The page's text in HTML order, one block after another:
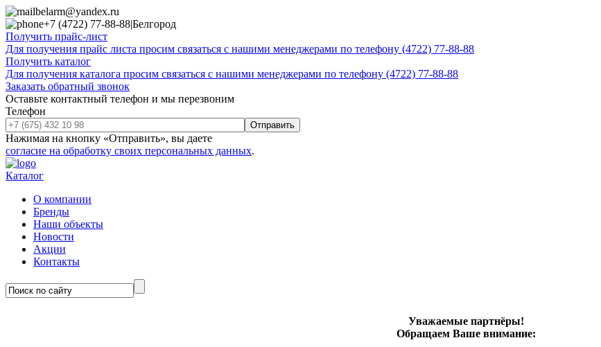
belarm@yandex.ru
+7 (4722) 77-88-88|Белгород
Получить прайс-лист
Для получения прайс листа просим связаться с нашими менеджерами по телефону (4722) 77-88-88
Получить каталог
Для получения каталога просим связаться с нашими менеджерами по телефону (4722) 77-88-88
Заказать обратный звонок
Оставьте контактный телефон и мы перезвоним
Телефон
Отправить
Нажимая на кнопку «Отправить», вы даете
согласие на обработку своих персональных данных.
Каталог
О компании
Бренды
Наши объекты
Новости
Акции
Контакты
Уважаемые партнёры!
Обращаем Ваше внимание: